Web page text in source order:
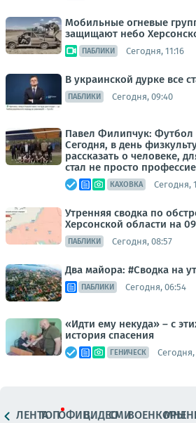
Мобильные огневые
защищают небо
ПАБЛИКИ Сегодня, 11:16
В украинской дурке все
ПАБЛИКИ Сегодня, 09:40
Павел Филипчук:
Сегодня, в день
рассказать о человеке,
стал не просто
КАХОВКА Сегодня,
Утренняя сводка по
Херсонской области на
ПАБЛИКИ Сегодня, 08:57
Два майора: #Сводка на
ПАБЛИКИ Сегодня, 06:54
«Идти ему некуда» – с
история спасения
ГЕНИЧЕСК Сегодня,
ЛЕНТАТОПОФИЦ.ВИДЕОСМИВОЕНКОРЫ